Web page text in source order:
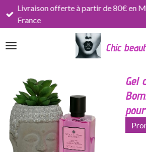
Passer
principal
Chic
Livraison offerte à partir de 80€ en
France
Gel